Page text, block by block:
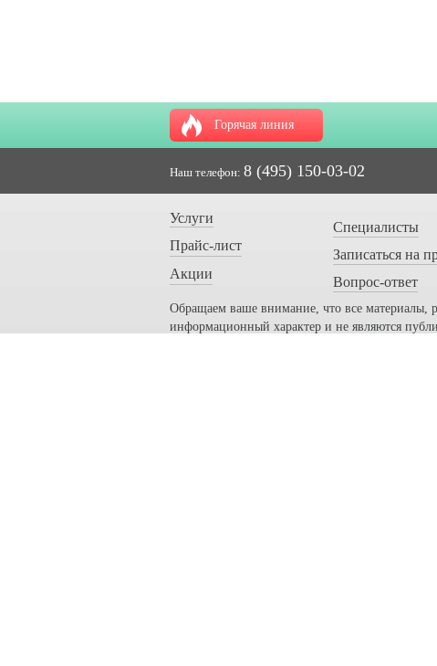
Горячая линия
Наш телефон: 8 (495) 150-03-02
Услуги
Прайс-лист
Акции
Специалисты
Записаться на
Вопрос-ответ
Обращаем ваше внимание, что все материалы,
информационный характер и не являются